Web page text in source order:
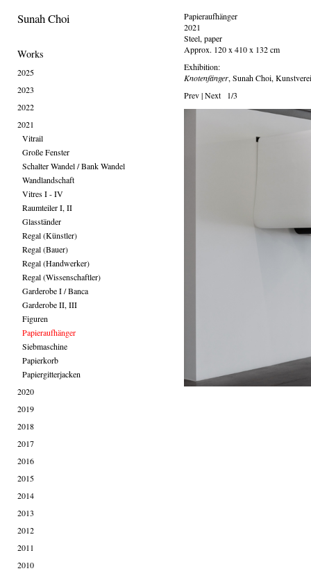
Sunah Choi
Works
2025
2023
2022
2021
Vitrail
Große Fenster
Schalter Wandel / Bank Wandel
Wandlandschaft
Vitres I - IV
Raumteiler I, II
Glasständer
Regal (Künstler)
Regal (Bauer)
Regal (Handwerker)
Regal (Wissenschaftler)
Garderobe I / Banca
Garderobe II, III
Figuren
Papieraufhänger
Siebmaschine
Papierkorb
Papiergitterjacken
2020
2019
2018
2017
2016
2015
2014
2013
2012
2011
2010
Papieraufhänger
2021
Steel, paper
Approx. 120 x 410 x 132 cm
Exhibition:
Knotenfänger, Sunah Choi,
Prev|Next 1/3